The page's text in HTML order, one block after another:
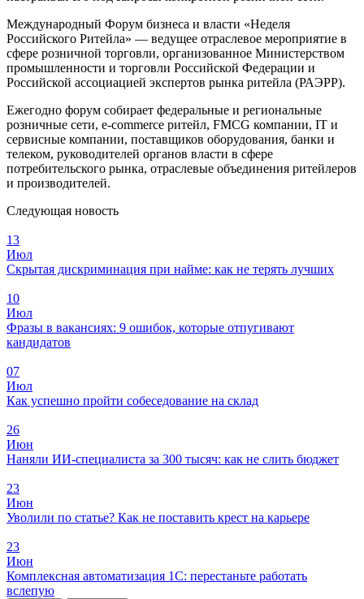
Международный Форум бизнеса и власти «Неделя
Российского Ритейла» — ведущее отраслевое мероприятие в
сфере розничной торговли, организованное Министерством
промышленности и торговли Российской Федерации и
Российской ассоциацией экспертов рынка ритейла (РАЭРР).
Ежегодно форум собирает федеральные и региональные
розничные сети, e-commerce ритейл, FMCG компании, IT и
сервисные компании, поставщиков оборудования, банки и
телеком, руководителей органов власти в сфере
потребительского рынка, отраслевые объединения ритейлеров
и производителей.
Следующая новость
13
Июл
Скрытая дискриминация при найме: как не терять лучших
10
Июл
Фразы в вакансиях: 9 ошибок, которые отпугивают
кандидатов
07
Июл
Как успешно пройти собеседование на склад
26
Июн
Наняли ИИ-специалиста за 300 тысяч: как не слить бюджет
23
Июн
Уволили по статье? Как не поставить крест на карьере
23
Июн
Комплексная автоматизация 1С: перестаньте работать
вслепую